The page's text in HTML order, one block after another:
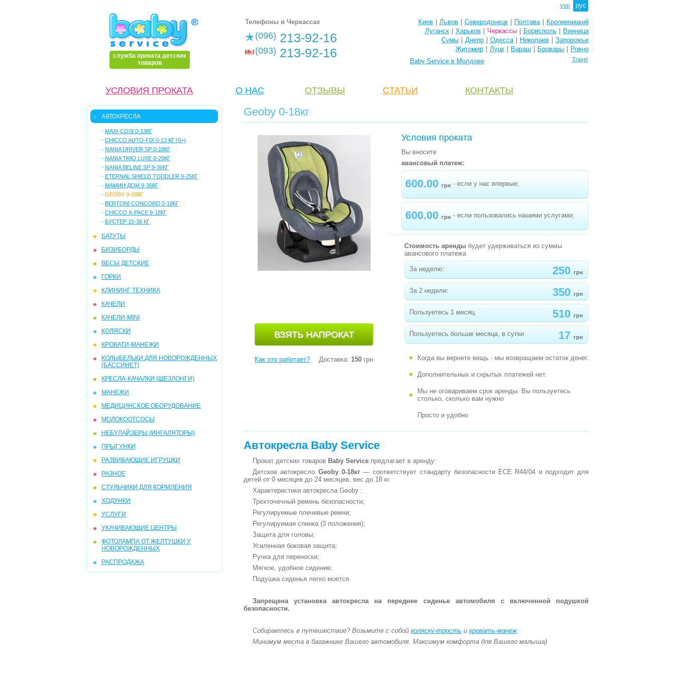
укр рус
служба проката детских
товаров
Телефоны в Черкассах
(096) 213-92-16
(093) 213-92-16
Киев Львов Северодонецк Полтава
Кропивницкий
Луганск
Харьков Черкассы Борисполь
Винница
Сумы
Днепр Одесса Николаев
Запорожье
Житомир
Луцк Вараш Бровары
Ровно
Baby Service в Молдове
Travel
УСЛОВИЯ ПРОКАТА О НАС ОТЗЫВЫ CТАТЬИ КОНТАКТЫ
АВТОКРЕСЛА
- MAXI-COSI 0-13КГ
- CHICCO AUTO-FIX 0-13 КГ (0+)
- NANIA DRIVER SP 0-18КГ
- NANIA TRIO LUXE 0-25КГ
- NANIA BELINE SP 9-36КГ
- ETERNAL SHIELD TODDLER 9-25КГ
- МАМИН ДОМ 9-36КГ
- GEOBY 0-18КГ
- BERTONI CONCORD 0-18КГ
- CHICCO X-PACE 9-18КГ
- БУСТЕР 15-36 КГ
БАТУТЫ
БИЗИБОРДЫ
ВЕСЫ ДЕТСКИЕ
ГОРКИ
КЛИНИНГ ТЕХНИКА
КАЧЕЛИ
КАЧЕЛИ-MINI
КОЛЯСКИ
КРОВАТИ-МАНЕЖИ
КОЛЫБЕЛЬКИ ДЛЯ НОВОРОЖДЕННЫХ
(БАССИНЕТ)
КРЕСЛА-КАЧАЛКИ (ШЕЗЛОНГИ)
МАНЕЖИ
МЕДИЦИНСКОЕ ОБОРУДОВАНИЕ
МОЛОКООТСОСЫ
НЕБУЛАЙЗЕРЫ (ИНГАЛЯТОРЫ)
ПРЫГУНКИ
РАЗВИВАЮЩИЕ ИГРУШКИ
РАЗНОЕ
СТУЛЬЧИКИ ДЛЯ КОРМЛЕНИЯ
ХОДУНКИ
УСЛУГИ
УКАЧИВАЮЩИЕ ЦЕНТРЫ
ФОТОЛАМПА ОТ ЖЕЛТУШКИ У
НОВОРОЖДЕННЫХ
РАСПРОДАЖА
Geoby 0-18кг
Как это работает? Доставка: 150 грн
Условия проката
Вы вносите
авансовый платеж:
600.00 грн - если у нас впервые;
600.00 грн - если пользовались нашими услугами;
Стоимость аренды будет удерживаться из суммы
авансового платежа
За неделю: 250 грн
За 2 недели: 350 грн
Пользуетесь 1 месяц 510 грн
Пользуетесь больше месяца, в сутки 17 грн
Когда вы вернете вещь - мы возвращаем остаток денег.
Дополнительных и скрытых платежей нет.
Мы не оговариваем срок аренды. Вы пользуетесь
столько, сколько вам нужно
Просто и удобно
Автокресла Baby Service
Прокат детских товаров Baby Service предлагает в аренду:
Детское автокресло Geoby 0-18кг— соответствует стандарту безопасности ЕСЕ R44/04 и подходит для
детей от 0 месяцев до 24 месяцев, вес до 18 кг.
Характеристики автокресла Geoby :
Трехточечный ремень безопасности;
Регулируемые плечевые ремни;
Регулируемая спинка (3 положения);
Защита для головы;
Усиленная боковая защита;
Ручка для переноски;
Мягкое, удобное сидение;
Подушка сиденья легко моется.
Запрещена установка автокресла на переднее сиденье автомобиля с включенной подушкой
безопасности.
Собираетесь в путешествие? Возьмите с собой коляску-трость и кровать-манеж.
Минимум места в багажнике Вашего автомобиля. Максимум комфорта для Вашего малыша)